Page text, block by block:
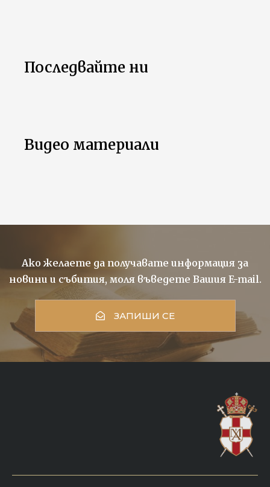
Последвайте ни
Видео материали
Ако желаете да получавате информация за
новини и събития, моля въведете Вашия E-mail.
ЗАПИШИ СЕ